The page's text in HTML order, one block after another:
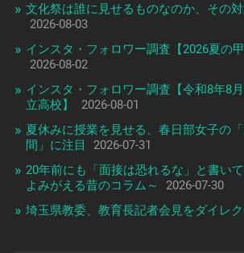
文化祭は誰に見せるものなのか、その
2026-08-03
インスタ・フォロワー調査【2026夏の甲
2026-08-02
インスタ・フォロワー調査【令和8年8
立高校】
2026-08-01
夏休みに授業を見せる、春日部女子の
間」に注目
2026-07-31
20年前にも「面接は恐れるな」と書い
よみがえる昔のコラム～
2026-07-30
埼玉県教委、教育長記者会見をダイレ